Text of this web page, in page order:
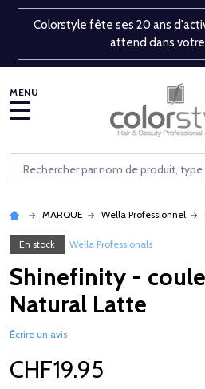
Colorstyle fête ses 20 ans
attend dans votre
Rechercher
MARQUE Wella Professionnel
En stock Wella Professionals
Shinefinity -
Natural Latte
Écrire un avis
CHF19.95